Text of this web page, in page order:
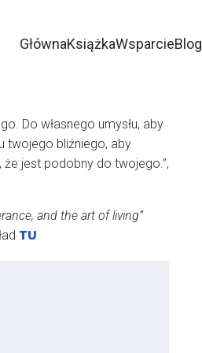
GłównaKsiążkaWsparcieBlog
Do własnego umysłu, aby
twojego bliźniego, aby
jest podobny do twojego.”,
and the art of living”
TU